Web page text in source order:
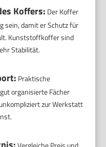
Koffers: Der Koffer
sein, damit er Schutz für
Kunststoffkoffer sind
Stabilität.
Praktische
organisierte Fächer
zur Werkstatt